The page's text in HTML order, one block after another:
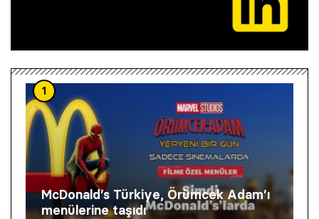
1
McDonald’s Türkiye, Örümcek Adam’ı
menülerine taşıdı